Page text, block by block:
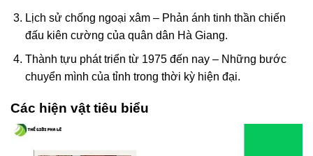
Lịch sử chống ngoại xâm – Phản ánh tinh thần chiến
đấu kiên cường của quân dân Hà Giang.
Thành tựu phát triển từ 1975 đến nay – Những bước
chuyển mình của tỉnh trong thời kỳ hiện đại.
Các hiện vật tiêu biểu